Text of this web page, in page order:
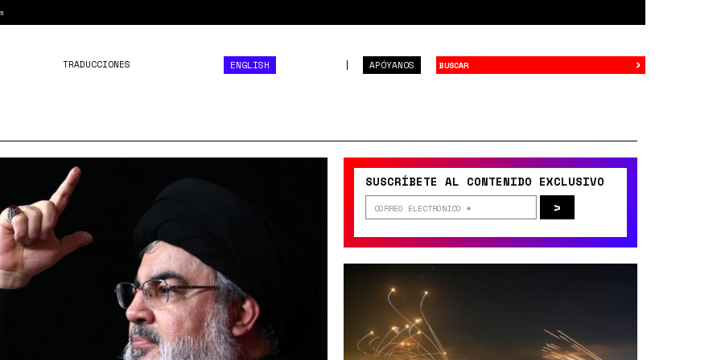
APÓYANOS
TRADUCCIONES ENGLISH ›
SUSCRÍBETE AL CONTENIDO EXCLUSIVO
>